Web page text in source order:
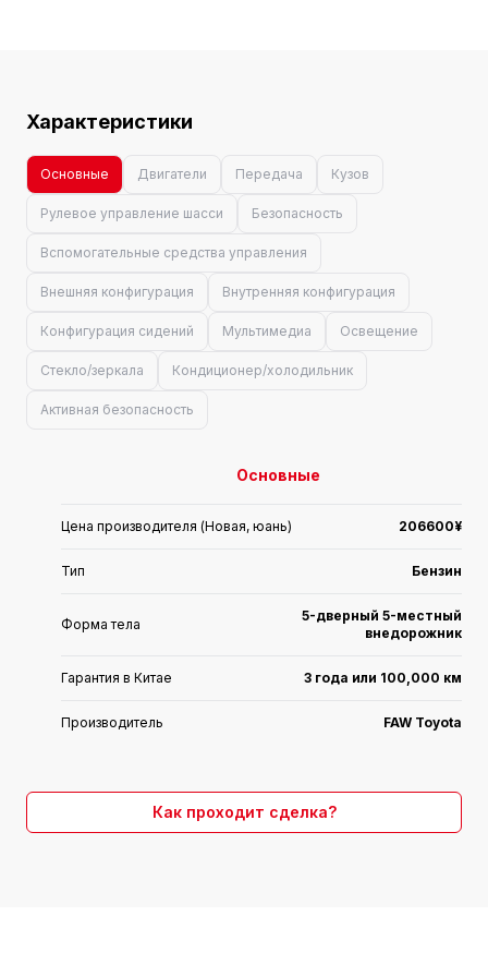
Характеристики
Основные Двигатели Передача Кузов
Рулевое управление шасси Безопасность
Вспомогательные средства управления
Внешняя конфигурация Внутренняя конфигурация
Конфигурация сидений Мультимедиа Освещение
Стекло/зеркала Кондиционер/холодильник
Активная безопасность
Основные
Цена производителя (Новая, юань) 206600¥
Тип Бензин
Форма тела
5-дверный 5-местный
внедорожник
Гарантия в Китае 3 года или 100,000 км
Производитель FAW Toyota
Коробка передач Вариатор (10 передач)
Как проходит сделка?